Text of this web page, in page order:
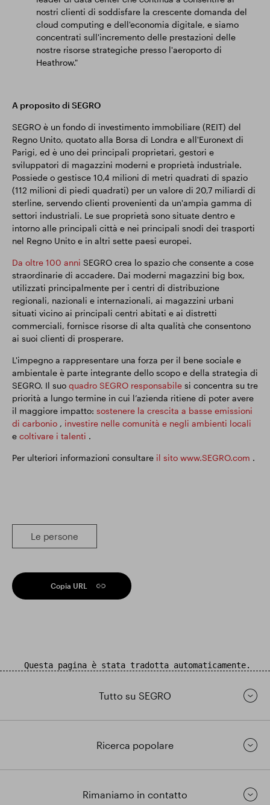
nostri clienti di soddisfare la crescente domanda del
cloud computing e dell'economia digitale, e siamo
concentrati sull'incremento delle prestazioni delle
nostre risorse strategiche presso l'aeroporto di
Heathrow."
A proposito di SEGRO
SEGRO è un fondo di investimento immobiliare (REIT) del
Regno Unito, quotato alla Borsa di Londra e all'Euronext di
Parigi, ed è uno dei principali proprietari, gestori e
sviluppatori di magazzini moderni e proprietà industriale.
Possiede o gestisce 10,4 milioni di metri quadrati di spazio
(112 milioni di piedi quadrati) per un valore di 20,7 miliardi di
sterline, servendo clienti provenienti da un'ampia gamma di
settori industriali. Le sue proprietà sono situate dentro e
intorno alle principali città e nei principali snodi dei trasporti
nel Regno Unito e in altri sette paesi europei.
Da oltre 100 anni SEGRO crea lo spazio che consente a cose
straordinarie di accadere. Dai moderni magazzini big box,
utilizzati principalmente per i centri di distribuzione
regionali, nazionali e internazionali, ai magazzini urbani
situati vicino ai principali centri abitati e ai distretti
commerciali, fornisce risorse di alta qualità che consentono
ai suoi clienti di prosperare.
L'impegno a rappresentare una forza per il bene sociale e
ambientale è parte integrante dello scopo e della strategia di
SEGRO. Il suo quadro SEGRO responsabile si concentra su tre
priorità a lungo termine in cui l’azienda ritiene di poter avere
il maggiore impatto: sostenere la crescita a basse emissioni
di carbonio , investire nelle comunità e negli ambienti locali
e coltivare i talenti .
Per ulteriori informazioni consultare il sito www.SEGRO.com .
Le persone
Copia URL
Questa pagina è stata tradotta automaticamente.
Tutto su SEGRO
Ricerca popolare
Rimaniamo in contatto